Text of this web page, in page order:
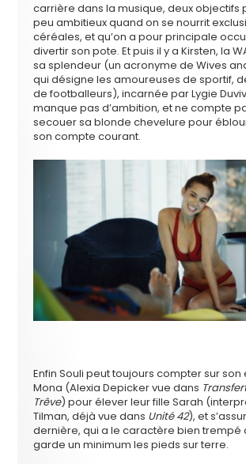
carrière dans la musique, deux objectifs
peu ambitieux quand on se nourrit
céréales, et qu’on a pour principale
divertir son pote. Et puis il y a Kirsten, la
sa splendeur (un acronyme de Wives
qui désigne les amoureuses de sportif,
de footballeurs), incarnée par Lygie
manque pas d’ambition, et ne compte
secouer sa blonde chevelure pour
son compte courant.
Enfin Souli peut toujours compter sur
Mona (Alexia Depicker vue dans
Trêve) pour élever leur fille Sarah
Tilman, déjà vue dans Unité 42), et
dernière, qui a le caractère bien trempé
garde un minimum les pieds sur terre.